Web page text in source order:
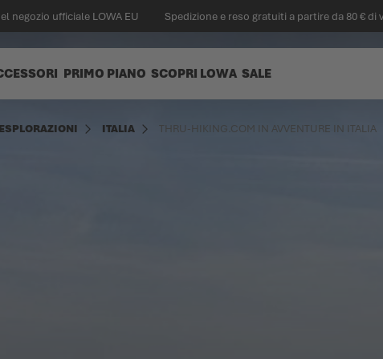
negozio ufficiale LOWA EU Spedizione e reso gratuiti a partire da 80 € di
PRIMO PIANO SCOPRI LOWA SALE
ESPLORAZIONI ITALIA THRU-HIKING.COM IN AVVENTURE IN ITALIA